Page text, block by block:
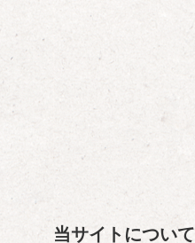
当サイトについて